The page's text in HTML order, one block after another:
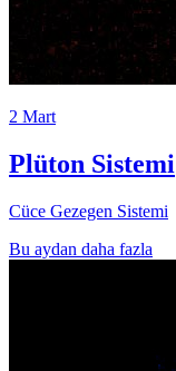
2 Mart
Plüton Sistemi
Cüce Gezegen Sistemi
Bu aydan daha fazla